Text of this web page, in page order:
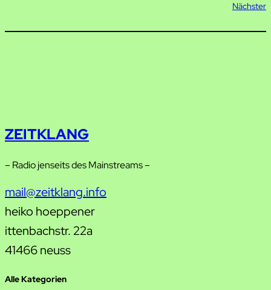
Nächster
ZEITKLANG
– Radio jenseits des Mainstreams –
mail@zeitklang.info
heiko hoeppener
ittenbachstr. 22a
41466 neuss
Alle Kategorien